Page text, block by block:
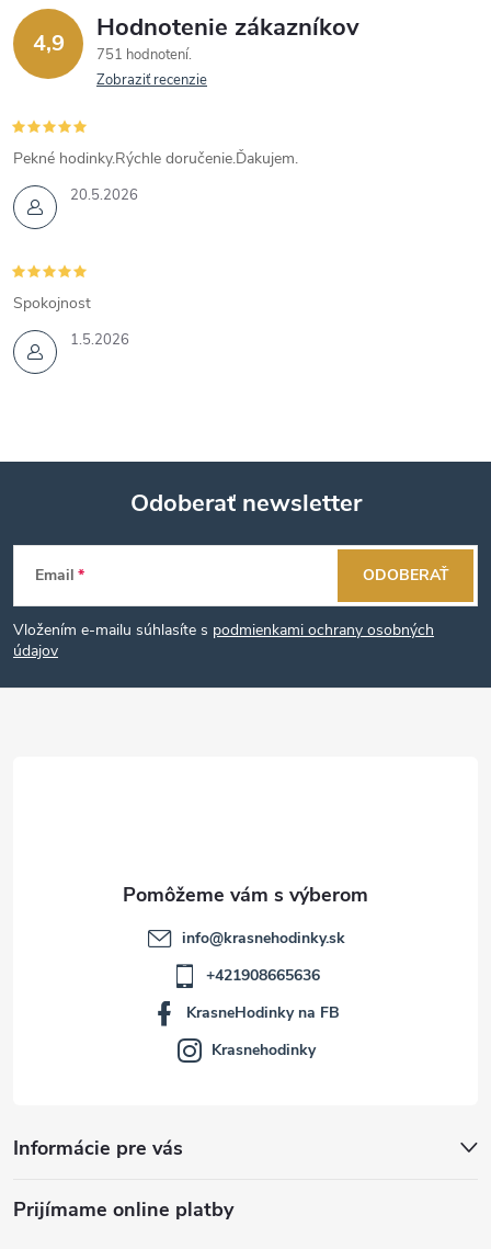
4,9 Hodnotenie zákazníkov
751 hodnotení
Zobraziť recenzie
20.5.2026
Pekné hodinky.Rýchle doručenie.Ďakujem.
1.5.2026
Spokojnost
Z
á
p
Odoberať newsletter
Email
Vložením e-mailu súhlasíte s podmienkami ochrany osobných
údajov
ODOBERAŤ
Informácie pre vás
Prijímame online platby
info@krasnehodinky.sk
+421908665636
KrasneHodinky na FB
Krasnehodinky